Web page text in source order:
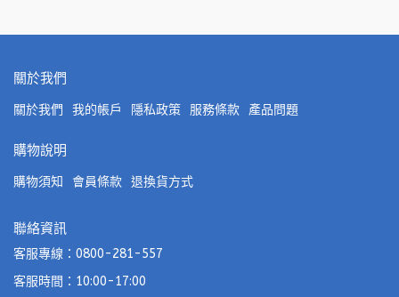
關於我們
關於我們 我的帳戶 隱私政策 服務條款 產品問題
購物說明
購物須知 會員條款 退換貨方式
聯絡資訊
客服專線：0800-281-557
客服時間：10:00-17:00